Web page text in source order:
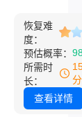
决的问题。
为您介绍几
的SD卡数据
法，帮助您
失的数据。
方法请收好!
照片、视频
等。然而，
小心删除了
要的数据，
恢复呢？本
恢复难
度：
预估概率：
所需时
长：
查看详情